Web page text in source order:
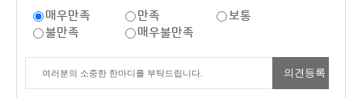
매우만족
만족
보통
불만족
매우불만족